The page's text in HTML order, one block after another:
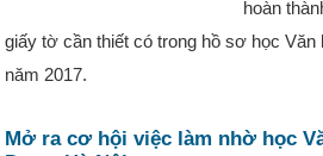
hoàn
giấy tờ cần thiết có trong hồ sơ học
năm 2017.
Mở ra cơ hội việc làm nhờ học